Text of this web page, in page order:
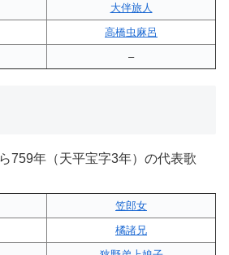
大伴旅人
高橋虫麻呂
–
759年（天平宝字3年）の代表歌
笠郎女
橘諸兄